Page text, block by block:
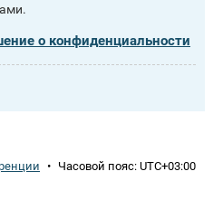
о конфиденциальности
• Часовой пояс: UTC+03:00